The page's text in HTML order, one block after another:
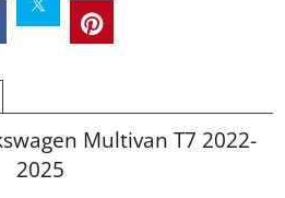
Multivan T7 2022-
2025